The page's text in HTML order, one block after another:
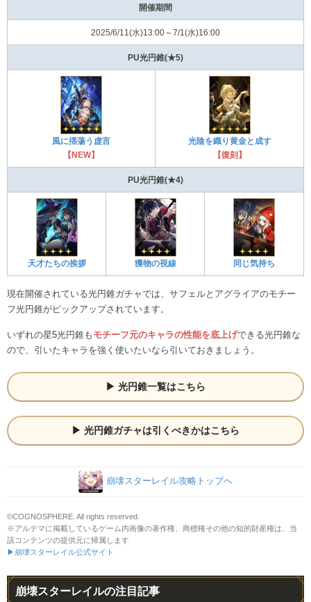
開催期間
2025/6/11(水)13:00～7/1(水)16:00
PU光円錐(★5)
風に揺蕩う虚言
【NEW】
光陰を織り黄金と成す
【復刻】
PU光円錐(★4)
天才たちの挨拶 獲物の視線 同じ気持ち
現在開催されている光円錐ガチャでは、サフェルとアグライアのモチー
フ光円錐がピックアップされています。
いずれの星5光円錐も モチーフ元のキャラの性能を底上げできる光円錐な
ので、引いたキャラを強く使いたいなら引いておきましょう。
光円錐一覧はこちら
光円錐ガチャは引くべきかはこちら
崩壊スターレイル攻略トップへ
©COGNOSPHERE. All rights reserved.
※アルテマに掲載しているゲーム内画像の著作権、商標権その他の知的財産権は、当
該コンテンツの提供元に帰属します
▶崩壊スターレイル公式サイト
崩壊スターレイルの注目記事